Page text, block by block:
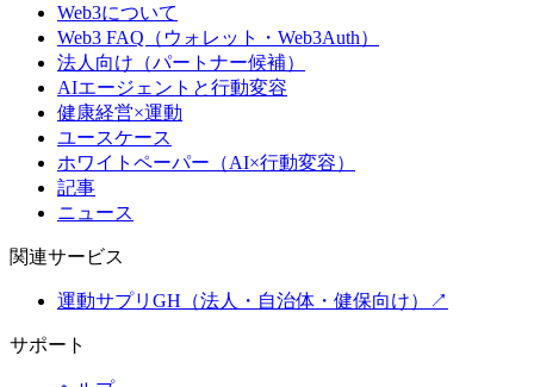
Web3について
Web3 FAQ（ウォレット・Web3Auth）
法人向け（パートナー候補）
AIエージェントと行動変容
健康経営×運動
ユースケース
ホワイトペーパー（AI×行動変容）
記事
ニュース
関連サービス
運動サプリGH（法人・自治体・健保向け） ↗
サポート